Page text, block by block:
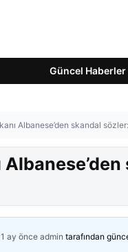
Güncel Haberler
Albanese’den skandal
1 ay önce admin tarafından